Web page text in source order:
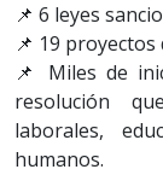
📌 6 leyes
📌 19 proyectos
📌 Miles de
resolución
laborales,
humanos.